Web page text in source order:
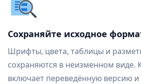
Сохраняйте исходное
Шрифты, цвета, таблицы и
сохраняются в неизменном виде.
включает переведённую версию